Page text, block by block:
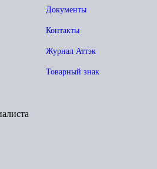
Документы
Контакты
Журнал Аттэк
Товарный знак